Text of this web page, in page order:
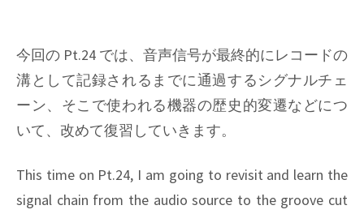
今回の Pt.24 では、音声信号が最終的にレコードの
溝として記録されるまでに通過するシグナルチェ
ーン、そこで使われる機器の歴史的変遷などにつ
いて、改めて復習していきます。
This time on Pt.24, I am going to revisit and learn the
signal chain from the audio source to the groove cut